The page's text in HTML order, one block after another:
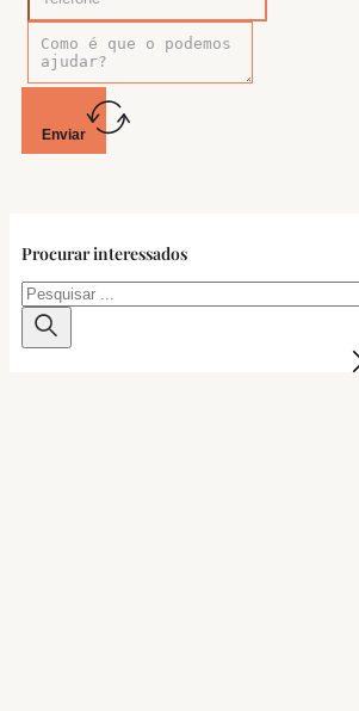
Enviar
Procurar interessados
Pesquisar